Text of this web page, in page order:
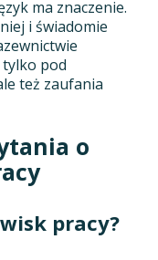
ma znaczenie.
i świadomie
pod
też zaufania
o
pracy?